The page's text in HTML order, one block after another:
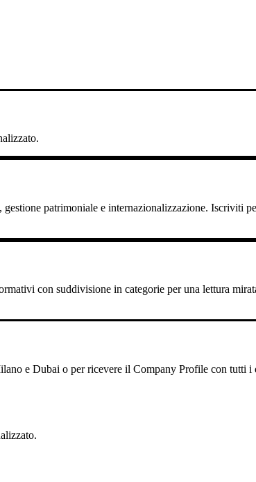
patrimoniale e internazionalizzazione. Iscriviti
con suddivisione in categorie per una lettura
e Dubai o per ricevere il Company Profile con tutti